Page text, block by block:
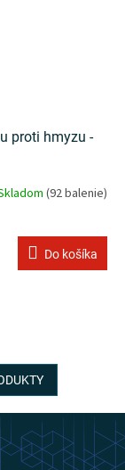
proti hmyzu -
(92 balenie)
Do košíka